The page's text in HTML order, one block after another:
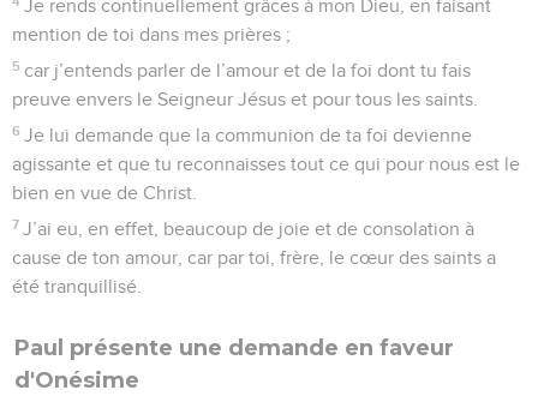
Je rends continuellement grâces à mon Dieu, en faisant
mention de toi dans mes prières ;
5 car j’entends parler de l’amour et de la foi dont tu fais
preuve envers le Seigneur Jésus et pour tous les saints.
6 Je lui demande que la communion de ta foi devienne
agissante et que tu reconnaisses tout ce qui pour nous est le
bien en vue de Christ.
7 J’ai eu, en effet, beaucoup de joie et de consolation à
cause de ton amour, car par toi, frère, le cœur des saints a
été tranquillisé.
Paul présente une demande en faveur
d'Onésime